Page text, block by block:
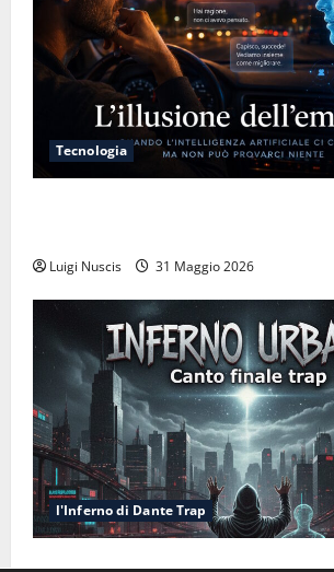
Tecnologia
Luigi Nuscis 31 Maggio 2026
l'Inferno di Dante Trap